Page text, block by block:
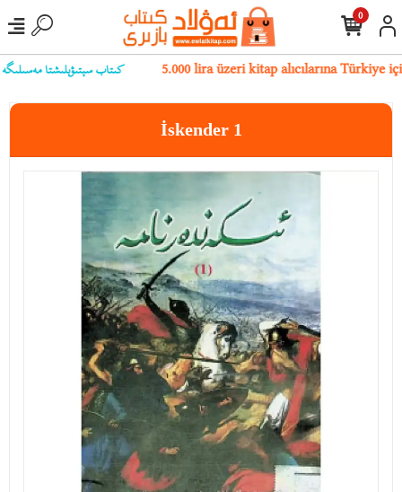
كىتاب سېتىۋېلىشتا مەسىلىگە 5.000 lira üzeri kitap alıcılarına
0
İskender 1